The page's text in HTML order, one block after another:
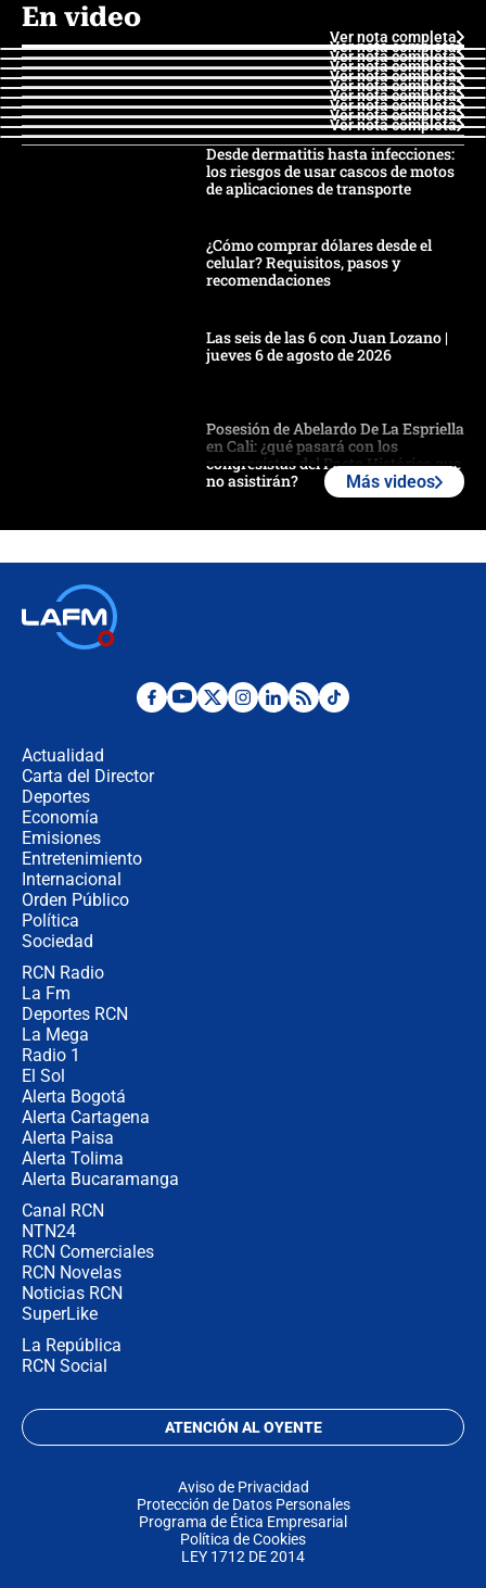
En video
Ver nota completa
Ver nota completa
Ver nota completa
Ver nota completa
Ver nota completa
Ver nota completa
Ver nota completa
Ver nota completa
Ver nota completa
Ver nota completa
Desde dermatitis hasta infecciones:
los riesgos de usar cascos de motos
de aplicaciones de transporte
¿Cómo comprar dólares desde el
celular? Requisitos, pasos y
recomendaciones
Las seis de las 6 con Juan Lozano |
jueves 6 de agosto de 2026
Posesión de Abelardo De La Espriella
en Cali: ¿qué pasará con los
congresistas del Pacto Histórico que
no asistirán?
¿Por qué De la Espriella gobernará
Más videos
Actualidad
Carta del Director
Deportes
Economía
Emisiones
Entretenimiento
Internacional
Orden Público
Política
Sociedad
RCN Radio
La Fm
Deportes RCN
La Mega
Radio 1
El Sol
Alerta Bogotá
Alerta Cartagena
Alerta Paisa
Alerta Tolima
Alerta Bucaramanga
Canal RCN
NTN24
RCN Comerciales
RCN Novelas
Noticias RCN
SuperLike
La República
RCN Social
ATENCIÓN AL OYENTE
Aviso de Privacidad
Protección de Datos Personales
Programa de Ética Empresarial
Política de Cookies
LEY 1712 DE 2014